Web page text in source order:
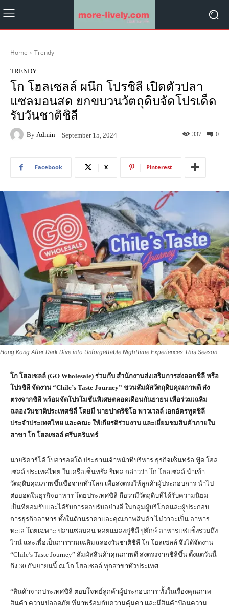
Home Trendy
TRENDY
โก โฮลเซลล์ ผนึก โปรชิลี เปิดตัวปลา
แซลมอนสด ยกขบวนวัตถุดิบจัดโปรเด็ด
รับวันชาติชิลี
By Admin September 15, 2024 0
337
Facebook X Pinterest
Hong Kong After Dark Dive into Unforgettable Nighttime Experiences This Season
โก โฮลเซลล์ (GO Wholesale) ร่วมกับ สำนักงานส่งเสริมการส่งออกชิลี หรือ
โปรชิลี จัดงาน “Chile’s Taste Journey” ชวนสัมผัสวัตถุดิบคุณภาพดี ส่ง
ตรงจากชิลี พร้อมจัดโปรโมชั่นพิเศษตลอดเดือนกันยายน เพื่อร่วมเฉลิม
ฉลองวันชาติประเทศชิลี โดยมี นายปาตริซิโอ พาวเวลล์ เอกอัครทูตชิลี
ประจำประเทศไทย และคณะ ให้เกียรติร่วมงาน และเยี่ยมชมสินค้าภายใน
สาขา โก โฮลเซลล์ ศรีนครินทร์
นายริคาร์โด้ โบอารอตโต้ ประธานเจ้าหน้าที่บริหาร ธุรกิจเซ็นทรัล ฟู้ด โฮล
เซลล์ ประเทศไทย ในเครือเซ็นทรัล รีเทล กล่าวว่า โก โฮลเซลล์ นำเข้า
วัตถุดิบคุณภาพขึ้นชื่อจากทั่วโลก เพื่อส่งตรงให้ลูกค้าผู้ประกอบการ นำไป
ต่อยอดในธุรกิจอาหาร โดยประเทศชิลี ถือว่ามีวัตถุดิบที่ได้รับความนิยม
เป็นที่ยอมรับและได้รับการตอบรับอย่างดี ในกลุ่มผู้บริโภคและผู้ประกอบ
การธุรกิจอาหาร ทั้งในด้านราคาและคุณภาพสินค้า ไม่ว่าจะเป็น อาหาร
ทะเล โดยเฉพาะ ปลาแซลมอน หอยแมลงภู่ชิลี ปูยักษ์ อาหารแช่แข็งรวมถึง
ไวน์ และเพื่อเป็นการร่วมเฉลิมฉลองวันชาติชิลี โก โฮลเซลล์ จึงได้จัดงาน
“Chile’s Taste Journey” สัมผัสสินค้าคุณภาพดี ส่งตรงจากชิลีขึ้น ตั้งแต่วันนี้
ถึง 30 กันยายนนี้ ณ โก โฮลเซลล์ ทุกสาขาทั่วประเทศ
“สินค้าจากประเทศชิลี ตอบโจทย์ลูกค้าผู้ประกอบการ ทั้งในเรื่องคุณภาพ
สินค้า ความปลอดภัย ที่มาพร้อมกับความคุ้มค่า และมีสินค้าป้อนความ